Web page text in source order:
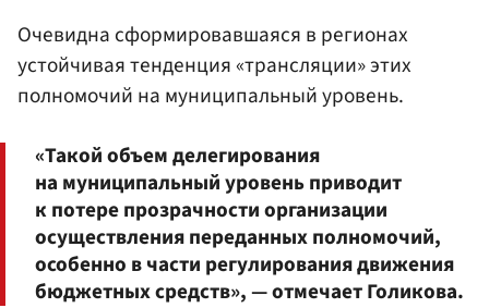
Очевидна сформировавшаяся в регионах
устойчивая тенденция «трансляции» этих
полномочий на муниципальный уровень.
«Такой объем делегирования
на муниципальный уровень приводит
к потере прозрачности организации
осуществления переданных полномочий,
особенно в части регулирования движения
бюджетных средств», — отмечает Голикова.